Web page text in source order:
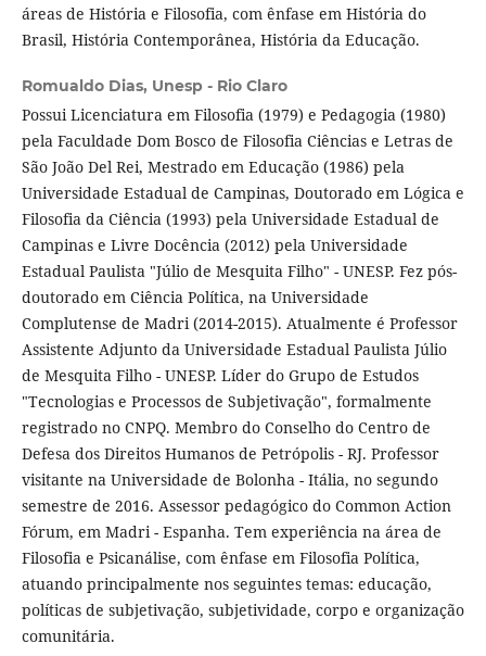
áreas de História e Filosofia, com ênfase em História do
Brasil, História Contemporânea, História da Educação.
Romualdo Dias, Unesp - Rio Claro
Possui Licenciatura em Filosofia (1979) e Pedagogia (1980)
pela Faculdade Dom Bosco de Filosofia Ciências e Letras de
São João Del Rei, Mestrado em Educação (1986) pela
Universidade Estadual de Campinas, Doutorado em Lógica e
Filosofia da Ciência (1993) pela Universidade Estadual de
Campinas e Livre Docência (2012) pela Universidade
Estadual Paulista "Júlio de Mesquita Filho" - UNESP. Fez pós-
doutorado em Ciência Política, na Universidade
Complutense de Madri (2014-2015). Atualmente é Professor
Assistente Adjunto da Universidade Estadual Paulista Júlio
de Mesquita Filho - UNESP. Líder do Grupo de Estudos
"Tecnologias e Processos de Subjetivação", formalmente
registrado no CNPQ. Membro do Conselho do Centro de
Defesa dos Direitos Humanos de Petrópolis - RJ. Professor
visitante na Universidade de Bolonha - Itália, no segundo
semestre de 2016. Assessor pedagógico do Common Action
Fórum, em Madri - Espanha. Tem experiência na área de
Filosofia e Psicanálise, com ênfase em Filosofia Política,
atuando principalmente nos seguintes temas: educação,
políticas de subjetivação, subjetividade, corpo e organização
comunitária.